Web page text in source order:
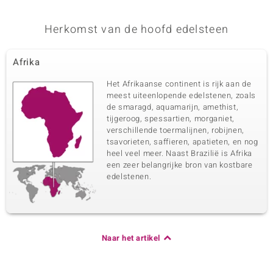
Herkomst van de hoofd edelsteen
Afrika
Het Afrikaanse continent is rijk aan de
meest uiteenlopende edelstenen, zoals
de smaragd, aquamarijn, amethist,
tijgeroog, spessartien, morganiet,
verschillende toermalijnen, robijnen,
tsavorieten, saffieren, apatieten, en nog
heel veel meer. Naast Brazilië is Afrika
een zeer belangrijke bron van kostbare
edelstenen.
Naar het artikel